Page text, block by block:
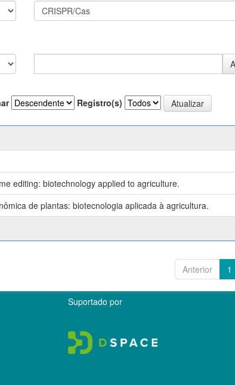
Registro(s)
editing: biotechnology applied to agriculture.
de plantas: biotecnologia aplicada à agricultura.
Anterior 1
Suportado por